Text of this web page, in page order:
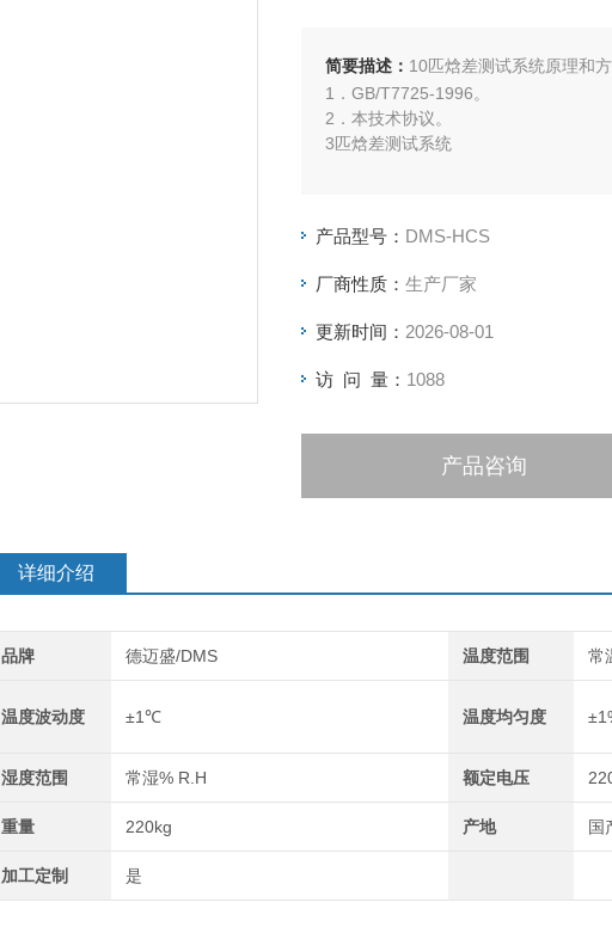
简要描述： 10匹焓差测试系统原理和
1．GB/T7725-1996。
2．本技术协议。
3匹焓差测试系统
产品型号： DMS-HCS
厂商性质： 生产厂家
更新时间： 2026-08-01
访 问 量： 1088
产品咨询
详细介绍
品牌 德迈盛/DMS 温度范围 常
温度波动度 ±1℃ 温度均匀度
湿度范围 常湿% R.H 额定电压
重量 220kg 产地 国
加工定制 是